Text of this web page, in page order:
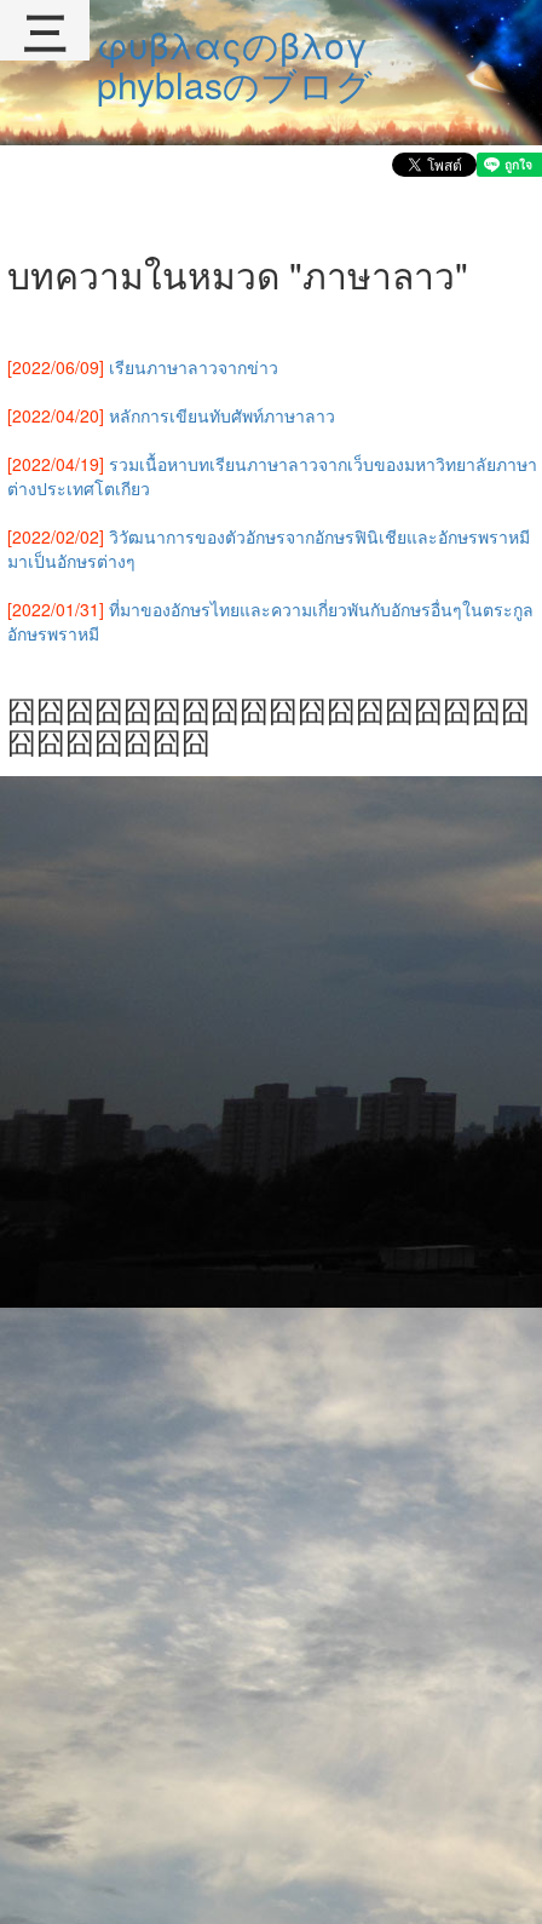
φυβλαςのβλογ
phyblasのブログ
บทความในหมวด "ภาษาลาว"
[2022/06/09] เรียนภาษาลาวจากข่าว
[2022/04/20] หลักการเขียนทับศัพท์ภาษาลาว
[2022/04/19] รวมเนื้อหาบทเรียนภาษาลาวจากเว็บของมหาวิทยาลัยภาษา
ต่างประเทศโตเกียว
[2022/02/02] วิวัฒนาการของตัวอักษรจากอักษรฟินิเชียและอักษรพราหมี
มาเป็นอักษรต่างๆ
[2022/01/31] ที่มาของอักษรไทยและความเกี่ยวพันกับอักษรอื่นๆในตระกูล
อักษรพราหมี
囧囧囧囧囧囧囧囧囧囧囧囧囧囧囧囧囧囧
囧囧囧囧囧囧囧
三